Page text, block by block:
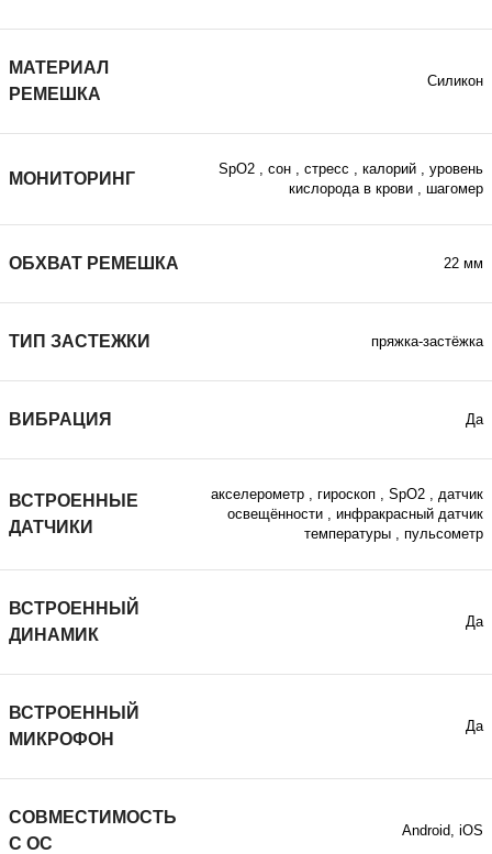
МАТЕРИАЛ
РЕМЕШКА
Силикон
МОНИТОРИНГ SpO2 , сон , стресс , калорий , уровень
кислорода в крови , шагомер
ОБХВАТ РЕМЕШКА 22 мм
ТИП ЗАСТЕЖКИ пряжка-застёжка
ВИБРАЦИЯ Да
ВСТРОЕННЫЕ
ДАТЧИКИ
акселерометр , гироскоп , SpO2 , датчик
освещённости , инфракрасный датчик
температуры , пульсометр
ВСТРОЕННЫЙ
ДИНАМИК
Да
ВСТРОЕННЫЙ
МИКРОФОН
Да
СОВМЕСТИМОСТЬ
С ОС
Android, iOS